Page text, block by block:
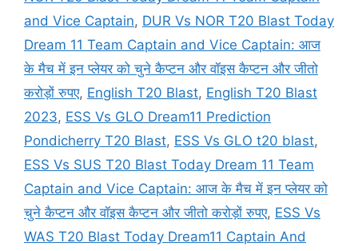
and Vice Captain, DUR Vs NOR T20 Blast Today
Dream 11 Team Captain and Vice Captain: आज
के मैच में इन प्लेयर को चुने कैप्टन और वॉइस कैप्टन और जीतो
करोड़ों रुपए, English T20 Blast, English T20 Blast
2023, ESS Vs GLO Dream11 Prediction
Pondicherry T20 Blast, ESS Vs GLO t20 blast,
ESS Vs SUS T20 Blast Today Dream 11 Team
Captain and Vice Captain: आज के मैच में इन प्लेयर को
चुने कैप्टन और वॉइस कैप्टन और जीतो करोड़ों रुपए, ESS Vs
WAS T20 Blast Today Dream11 Captain And